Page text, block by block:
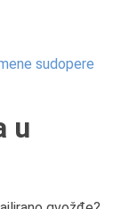
sudopere
u